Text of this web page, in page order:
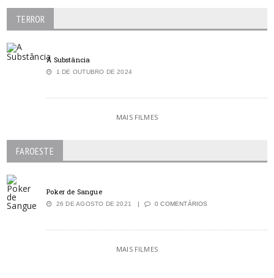
TERROR
A Substância
1 DE OUTUBRO DE 2024
MAIS FILMES
FAROESTE
Poker de Sangue
26 DE AGOSTO DE 2021 0 COMENTÁRIOS
MAIS FILMES